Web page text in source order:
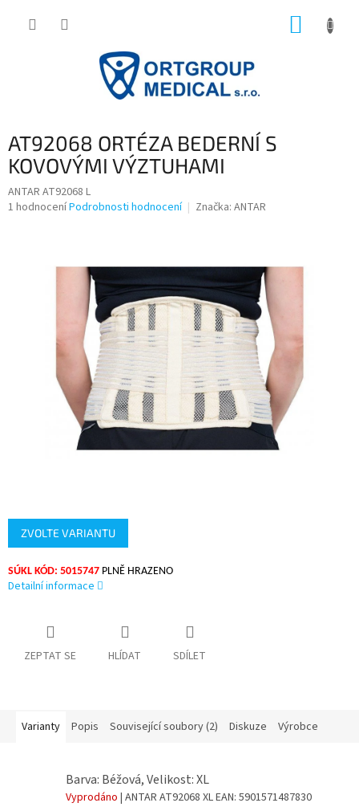
AT92068 ORTÉZA BEDERNÍ S
KOVOVÝMI VÝZTUHAMI
ANTAR AT92068 L
Průměrné
1 hodnoceníPodrobnosti hodnocení Značka: ANTAR
ZVOLTE VARIANTU
SÚKL KÓD: 5015747 PLNĚ HRAZENO
Detailní informace
ZEPTAT SE HLÍDAT SDÍLET
Varianty Popis Související soubory (2) Diskuze Výrobce
Barva: Béžová, Velikost: XL
Vyprodáno | ANTAR AT92068 XLEAN: 5901571487830